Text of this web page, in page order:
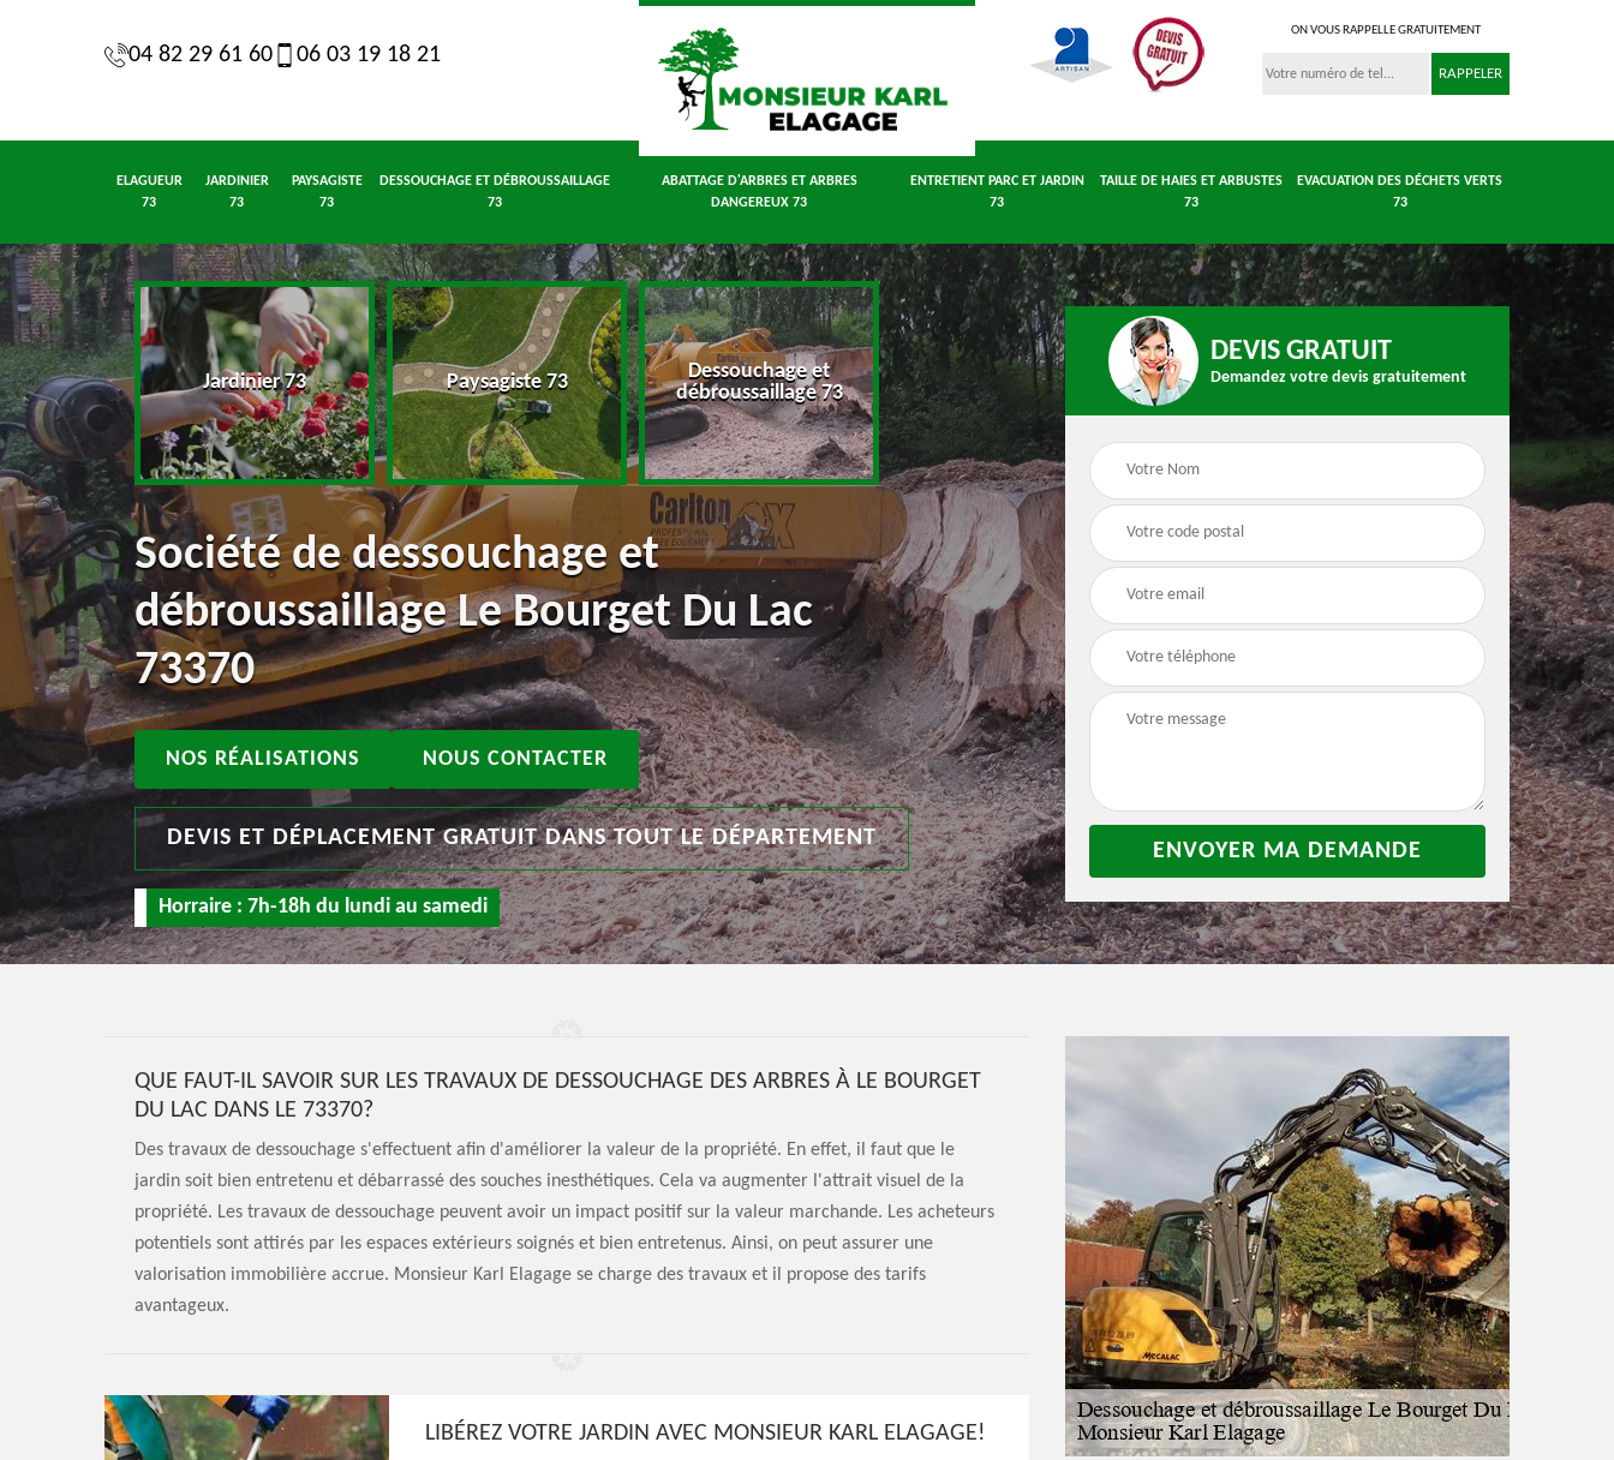
04 82 29 61 60 06 03 19 18 21
ON VOUS RAPPELLE GRATUITEMENT
ELAGUEUR
73
JARDINIER
73
PAYSAGISTE
73
DESSOUCHAGE ET DÉBROUSSAILLAGE
73
ABATTAGE D'ARBRES ET ARBRES
DANGEREUX 73
ENTRETIENT PARC ET JARDIN
73
TAILLE DE HAIES ET ARBUSTES
73
EVACUATION DES DÉCHETS VERTS
73
73 Jardinier 73 Paysagiste 73
Dessouchage et
débroussaillage 73
Abattage d'arbres et
arbres dangereux 73
Entretient parc et
Taille de haies et
arbustes 73
Société de dessouchage et
débroussaillage Le Bourget Du Lac
73370
NOS RÉALISATIONS NOUS CONTACTER
DEVIS ET DÉPLACEMENT GRATUIT DANS TOUT LE DÉPARTEMENT
Horraire : 7h-18h du lundi au samedi
DEVIS GRATUIT
Demandez votre devis gratuitement
QUE FAUT-IL SAVOIR SUR LES TRAVAUX DE DESSOUCHAGE DES ARBRES À LE BOURGET
DU LAC DANS LE 73370?
Des travaux de dessouchage s'effectuent afin d'améliorer la valeur de la propriété. En effet, il faut que le
jardin soit bien entretenu et débarrassé des souches inesthétiques. Cela va augmenter l'attrait visuel de la
propriété. Les travaux de dessouchage peuvent avoir un impact positif sur la valeur marchande. Les acheteurs
potentiels sont attirés par les espaces extérieurs soignés et bien entretenus. Ainsi, on peut assurer une
valorisation immobilière accrue. Monsieur Karl Elagage se charge des travaux et il propose des tarifs
avantageux.
LIBÉREZ VOTRE JARDIN AVEC MONSIEUR KARL ELAGAGE!